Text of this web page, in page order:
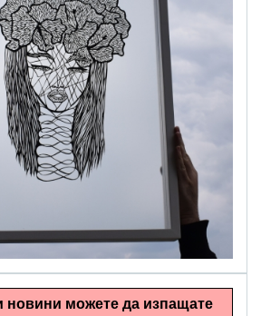
картини
новини можете да изпащате